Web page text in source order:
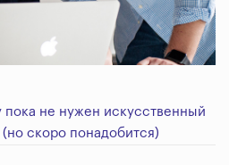
пока не нужен искусственный
скоро понадобится)